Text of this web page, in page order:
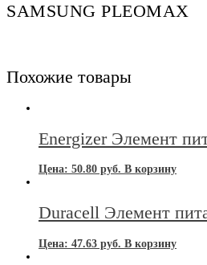
SAMSUNG PLEOMAX
Похожие товары
Energizer Элемент
Цена: 50.80 руб. В корзину
Duracell Элемент
Цена: 47.63 руб. В корзину